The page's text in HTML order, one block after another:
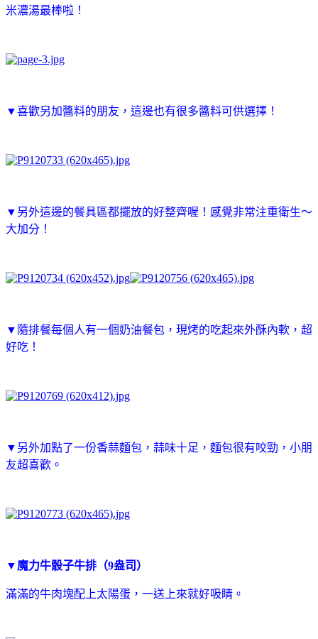
米濃湯最棒啦！
▼喜歡另加醬料的朋友，這邊也有很多醬料可供選擇！
▼另外這邊的餐具區都擺放的好整齊喔！感覺非常注重衛生～
大加分！
▼隨排餐每個人有一個奶油餐包， 現烤的吃起來外酥內軟， 超
好吃！
▼另外加點了一份香蒜麵包，蒜味十足，麵包很有咬勁，小朋
友超喜歡。
▼魔力牛骰子牛排（9盎司）
滿滿的牛肉塊配上太陽蛋 ， 一送上來就好吸睛 。